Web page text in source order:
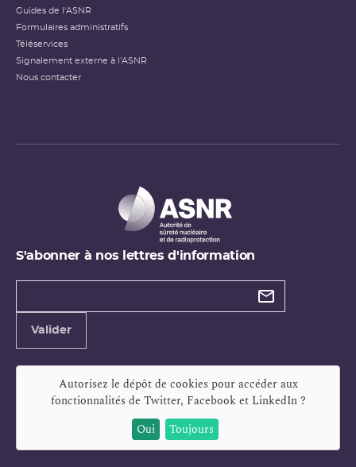
Guides de l'ASNR
Formulaires administratifs
Téléservices
Signalement externe à l'ASNR
Nous contacter
S'abonner à nos lettres d'information
Types de
Valider
Autorisez le dépôt de cookies pour accéder aux
fonctionnalités de Twitter, Facebook et LinkedIn?
Oui
Toujours